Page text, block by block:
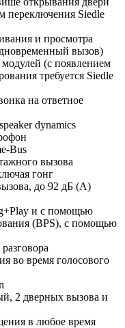
переключения Siedle
и просмотра
вызов)
(с появлением
требуется Siedle
на ответное
dynamics
Bus
вызова
гонг
до 92 дБ (А)
и с помощью
(BPS), с помощью
во время голосового
2 дверных вызова и
в любое время